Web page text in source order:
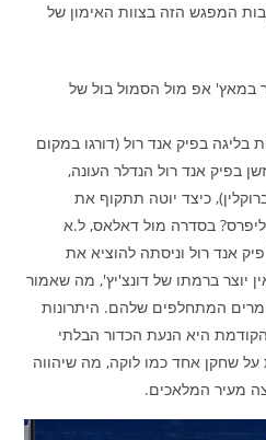
המפגש הזה בצוות האימון של
במאץ' אפ מול הסמול בול של
בפיק אנד רול (דורגו במקום
פר פוזשן בפיק אנד רול הנדלר העונה,
לברוקלין), כיצד יוטה תתקוף את
בסדרה מול דאלאס, ל.א
אנד רול וניסתה להוציא את
יוצר ברמתו של דונצ'יץ', מה שאמור
המתחלפים שלהם. היתרונות
היא הנעת הכדור הבלתי
שחקן אחד כמו לוקה, מה שיהווה
מעיר המלאכים.